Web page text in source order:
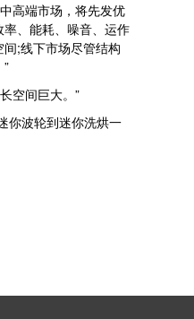
高端市场，将先发优
、能耗、噪音、运作
;线下市场尽管结构
空间巨大。”
你波轮到迷你洗烘一